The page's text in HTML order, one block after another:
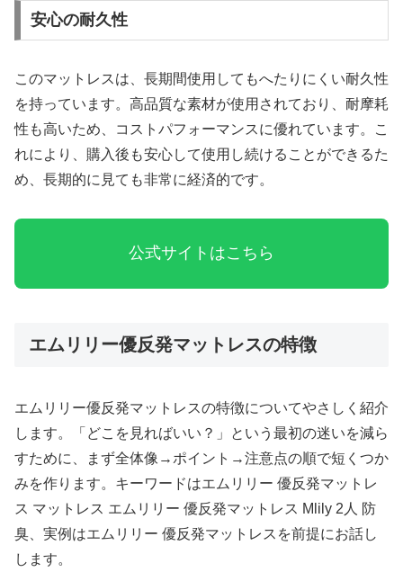
安心の耐久性
このマットレスは、長期間使用してもへたりにくい耐久性
を持っています。高品質な素材が使用されており、耐摩耗
性も高いため、コストパフォーマンスに優れています。こ
れにより、購入後も安心して使用し続けることができるた
め、長期的に見ても非常に経済的です。
公式サイトはこちら
エムリリー優反発マットレスの特徴
エムリリー優反発マットレスの特徴についてやさしく紹介
します。「どこを見ればいい？」という最初の迷いを減ら
すために、まず全体像→ポイント→注意点の順で短くつか
みを作ります。キーワードはエムリリー 優反発マットレ
ス マットレス エムリリー 優反発マットレス Mlily 2人 防
臭、実例はエムリリー 優反発マットレスを前提にお話し
します。